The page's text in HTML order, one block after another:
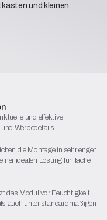
und kleinen
und effektive
Werbedetails.
die Montage in sehr engen
idealen Lösung für flache
das Modul vor Feuchtigkeit
auch unter standardmäßigen